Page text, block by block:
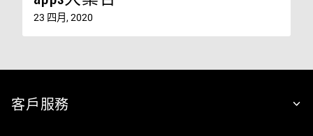
23 四月, 2020
客戶服務